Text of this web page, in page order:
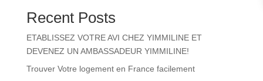
Recent Posts
ETABLISSEZ VOTRE AVI CHEZ YIMMILINE ET
DEVENEZ UN AMBASSADEUR YIMMILINE!
Trouver Votre logement en France facilement